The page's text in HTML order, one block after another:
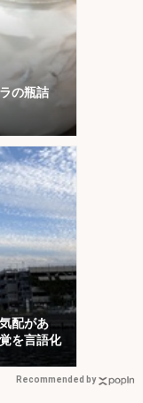
の瓶詰
配があ
を言語化
Recommended by